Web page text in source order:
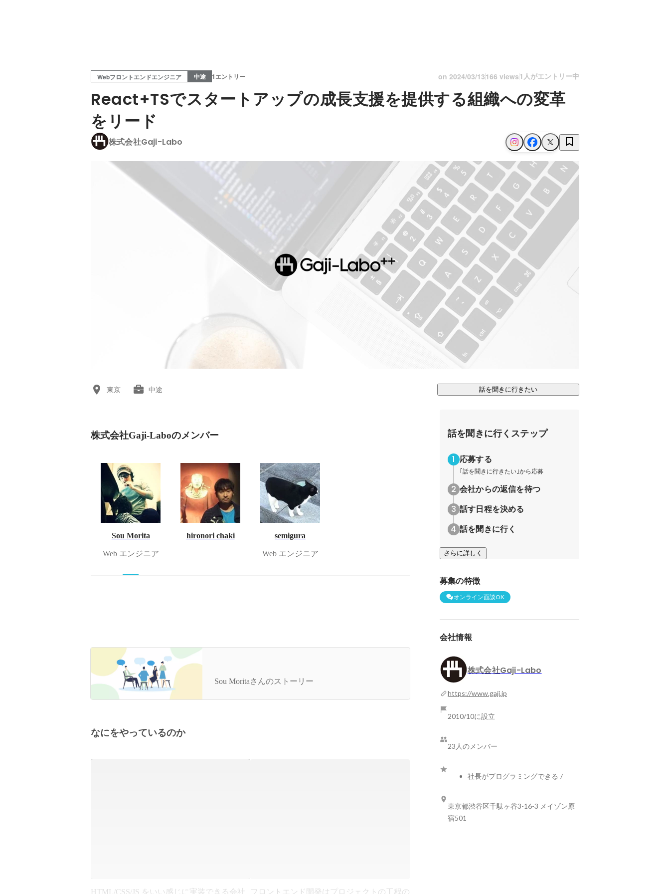
Webフロントエンドエンジニア 中途 1エントリー on 2024/03/13166 views1人がエントリー中
React+TSでスタートアップの成長支援を提供する組織への変革
をリード
株式会社Gaji-Labo
東京 中途 話を聞きに行きたい
株式会社Gaji-Laboのメンバー
Sou Morita
Web エンジニア
hironori chaki semigura
Web エンジニア
Sou Moritaさんのストーリー
なにをやっているのか
HTML/CSS/JS をいい感じに実装できる会社 フロントエンド開発はプロジェクトの工程の
話を聞きに行くステップ
応募する
｢話を聞きに行きたい｣から応募
会社からの返信を待つ
話す日程を決める
話を聞きに行く
さらに詳しく
募集の特徴
オンライン面談OK
会社情報
株式会社Gaji-Labo
https://www.gaji.jp
2010/10に設立
23人のメンバー
社長がプログラミングできる /
東京都渋谷区千駄ヶ谷3-16-3 メイゾン原
宿501